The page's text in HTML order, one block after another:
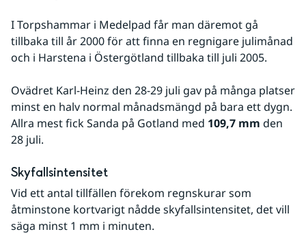
I Torpshammar i Medelpad får man däremot gå
tillbaka till år 2000 för att finna en regnigare julimånad
och i Harstena i Östergötland tillbaka till juli 2005.
Ovädret Karl-Heinz den 28-29 juli gav på många platser
minst en halv normal månadsmängd på bara ett dygn.
Allra mest fick Sanda på Gotland med 109,7 mm den
28 juli.
Skyfallsintensitet
Vid ett antal tillfällen förekom regnskurar som
åtminstone kortvarigt nådde skyfallsintensitet, det vill
säga minst 1 mm i minuten.